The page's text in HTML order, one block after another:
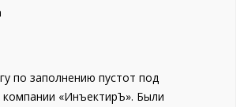
по заполнению пустот под
«ИнъектирЪ». Были